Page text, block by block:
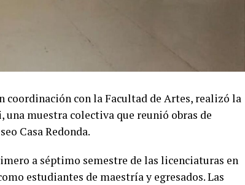
coordinación con la Facultad de Artes, realizó la
muestra colectiva que reunió obras de
Casa Redonda.
a séptimo semestre de las licenciaturas en
estudiantes de maestría y egresados. Las